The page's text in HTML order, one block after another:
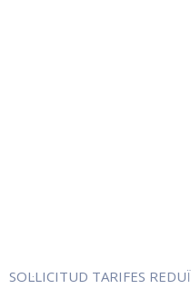
SOL·LICITUD TARIFES